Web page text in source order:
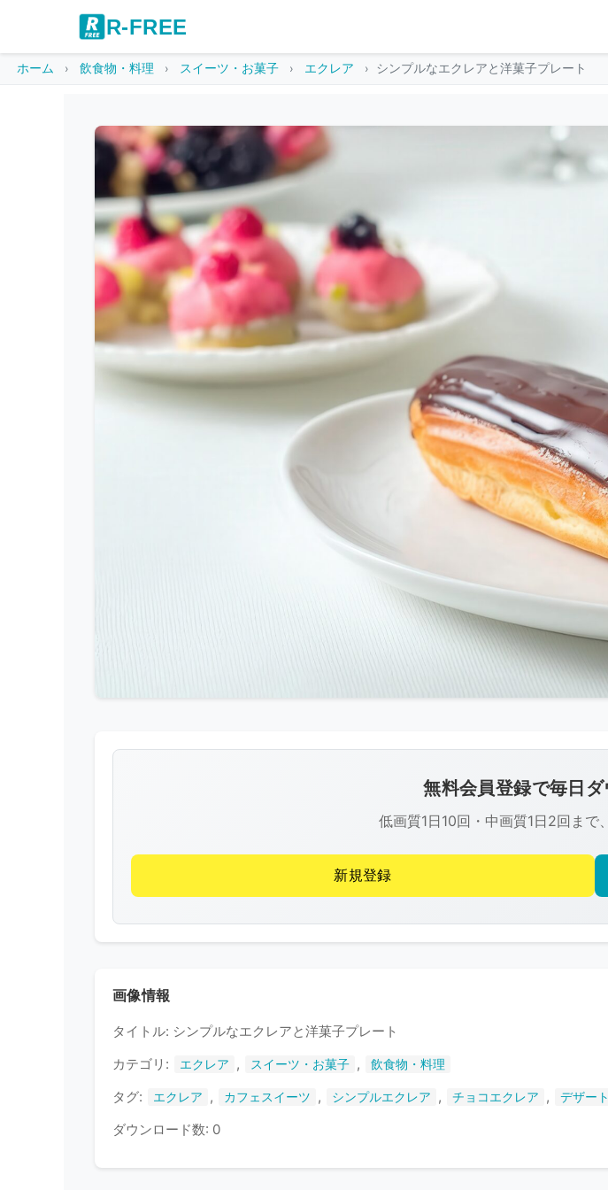
R-FREE
ホーム 飲食物・料理 スイーツ・お菓子 エクレア シンプルなエクレアと洋菓子プレート
像
R-
著
作
権
て
無料会員登録で毎日
低画質1日10回・中画質1日2回ま
新規登録
画像情報
タイトル: シンプルなエクレアと洋菓子プレート
カテゴリ:
エクレア , スイーツ・お菓子 , 飲食物・料理
タグ: エクレア , カフェスイーツ , シンプルエクレア , チョコエクレア , デザー
ダウンロード数: 0